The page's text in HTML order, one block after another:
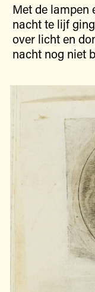
Met de lampen
nacht te lijf
over licht en
nacht nog niet